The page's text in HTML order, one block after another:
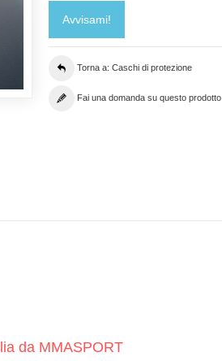
Avvisami!
Torna a: Caschi di protezione
Fai una domanda su questo prodotto
da MMASPORT